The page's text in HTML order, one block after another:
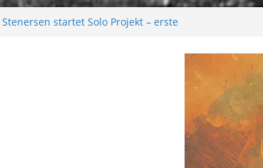
Stenersen startet Solo Projekt – erste